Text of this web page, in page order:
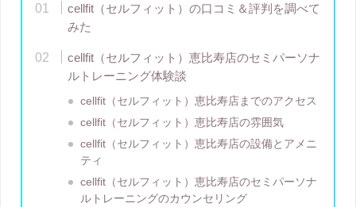
cellfit（セルフィット）の口コミ＆評判を調べて
みた
cellfit（セルフィット）恵比寿店のセミパーソナ
ルトレーニング体験談
cellfit（セルフィット）恵比寿店までのアクセス
cellfit（セルフィット）恵比寿店の雰囲気
cellfit（セルフィット）恵比寿店の設備とアメニ
ティ
cellfit（セルフィット）恵比寿店のセミパーソナ
ルトレーニングのカウンセリング